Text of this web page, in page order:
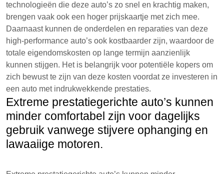
technologieën die deze auto’s zo snel en krachtig maken,
brengen vaak ook een hoger prijskaartje met zich mee.
Daarnaast kunnen de onderdelen en reparaties van deze
high-performance auto’s ook kostbaarder zijn, waardoor de
totale eigendomskosten op lange termijn aanzienlijk
kunnen stijgen. Het is belangrijk voor potentiële kopers om
zich bewust te zijn van deze kosten voordat ze investeren in
een auto met indrukwekkende prestaties.
Extreme prestatiegerichte auto’s kunnen
minder comfortabel zijn voor dagelijks
gebruik vanwege stijvere ophanging en
lawaaiige motoren.